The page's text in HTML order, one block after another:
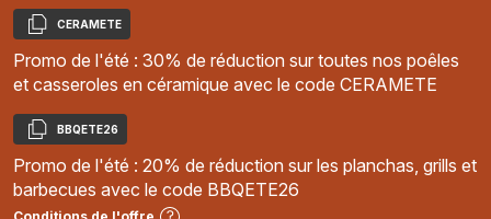
Copier
CERAMETE
Promo de l'été : 30% de réduction sur toutes nos poêles
et casseroles en céramique avec le code CERAMETE
Copier
BBQETE26
Promo de l'été : 20% de réduction sur les planchas, grills et
barbecues avec le code BBQETE26